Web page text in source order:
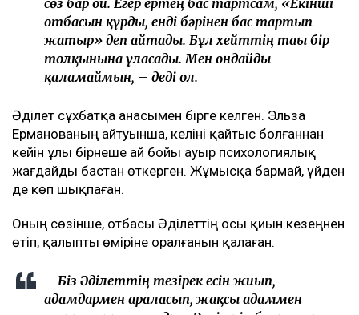
«Жәбірленуші мәртебесінен бас тартпаймын»
Әділет Зейнел сұхбат кезінде жәбірленуші
мәртебесінен бас тартпайтынын мәлімдеді.
– Иә, мен осы мәртебеде қаламын. Бұл істі
бастаған соң, соңына дейін жеткізгім келеді.
Барлық жерге өзім барып, осының бәрін өзім
бастадым. Енді соңына дейін жеткізгім
келеді. Қазақта «бастаған істі аяқта» деген
сөз бар ғой. Егер ертең бас тартсам, «Екінші
отбасын құрды, енді бәрінен бас тартып
жатыр» деп айтады. Бұл хейттің тағы бір
толқынына ұласады. Мен ондайды
қаламаймын, – деді ол.